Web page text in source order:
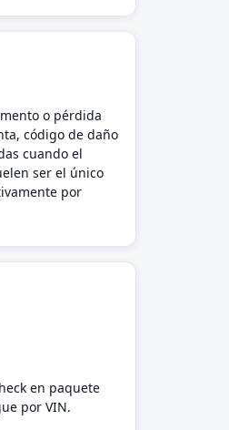
o pérdida
código de daño
cuando el
ser el único
por
en paquete
por VIN.